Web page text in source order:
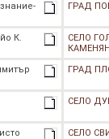
ГРАД
К.
СЕЛО
ГРАД
СЕЛО
СЕЛО